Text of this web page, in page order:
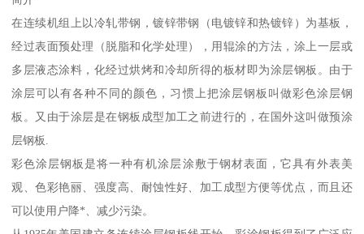
在连续机组上以冷轧带钢，镀锌带钢（电镀锌和热镀锌）为基板，
经过表面预处理（脱脂和化学处理），用辊涂的方法，涂上一层或
多层液态涂料，化经过烘烤和冷却所得的板材即为涂层钢板。由于
涂层可以有各种不同的颜色，习惯上把涂层钢板叫做彩色涂层钢
板。又由于涂层是在钢板成型加工之前进行的，在国外这叫做预涂
层钢板.
彩色涂层钢板是将一种有机涂层涂敷于钢材表面，它具有外表美
观、色彩艳丽、强度高、耐蚀性好、加工成型方便等优点，而且还
可以使用户降*、减少污染。